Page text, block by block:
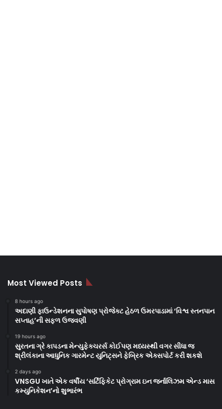
Most Viewed Posts
8 hours ago
અદાણી ફાઉન્ડેશનના સુપોષણ પ્રોજેક્ટ હેઠળ ઉમરપાડામાં ‘વિશ્વ સ્તનપાન
સપ્તાહ’ની સફળ ઉજવણી
19 hours ago
સુરતના ગ્રે કાપડના મેન્યુફેક્ચરર્સ કોઈપણ મધ્યસ્થી વગર સીધા જ
શ્રીલંકાના આધુનિક ગારમેન્ટ યુનિટ્સને ફેબ્રિક એક્સપોર્ટ કરી શકશે
2 days ago
VNSGU ખાતે એક વર્ષીય ‘સર્ટિફિકેટ પ્રોગ્રામ ઇન જર્નાલિઝમ એન્ડ માસ
કમ્યુનિકેશન’નો શુભારંભ